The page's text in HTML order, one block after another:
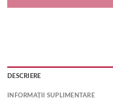
DESCRIERE
INFORMAȚII SUPLIMENTARE